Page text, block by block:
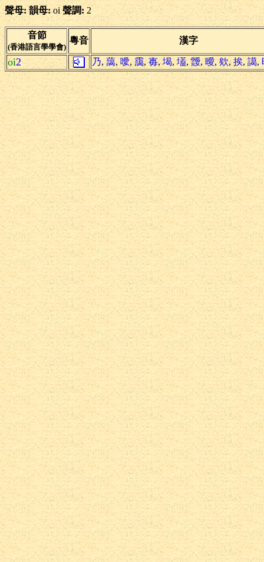
聲母: 韻母:oi聲調: 2
音節
(香港語言學學會)
粵音 漢字
oi2 乃, 藹, 噯,靄,毐,堨,壒,靉, 曖, 欸, 挨,譪,